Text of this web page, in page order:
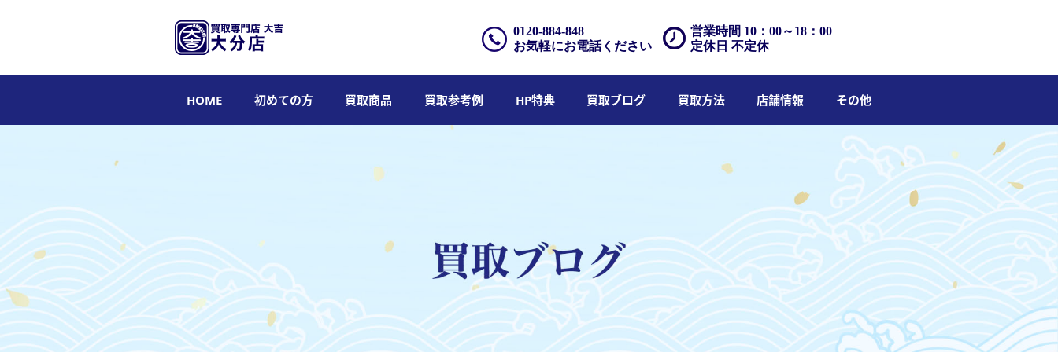
営業時間 10：00～18：00
定休日 不定休
0120-884-848
お気軽にお電話ください
HOME 初めての方 買取商品 買取参考例 HP特典 買取ブログ 買取方法 店舗情報 その他